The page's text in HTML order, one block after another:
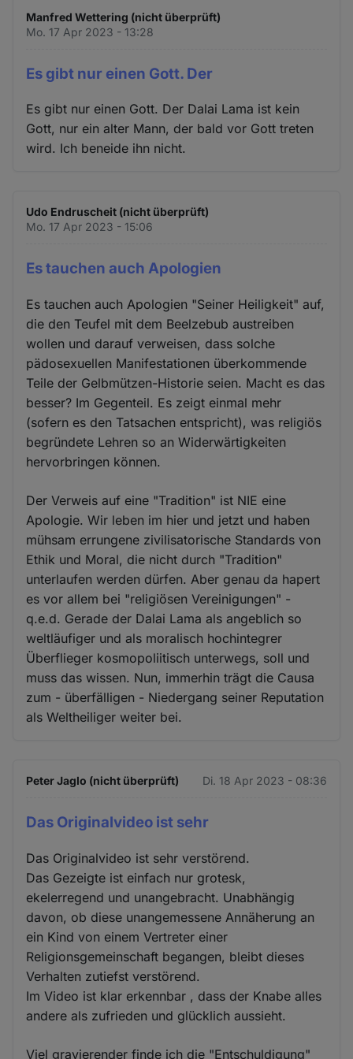
Manfred Wettering (nicht überprüft)
Mo. 17 Apr 2023 - 13:28
Es gibt nur einen Gott. Der
Es gibt nur einen Gott. Der Dalai Lama ist kein
Gott, nur ein alter Mann, der bald vor Gott treten
wird. Ich beneide ihn nicht.
Udo Endruscheit (nicht überprüft)
Mo. 17 Apr 2023 - 15:06
Es tauchen auch Apologien
Es tauchen auch Apologien "Seiner Heiligkeit" auf,
die den Teufel mit dem Beelzebub austreiben
wollen und darauf verweisen, dass solche
pädosexuellen Manifestationen überkommende
Teile der Gelbmützen-Historie seien. Macht es das
besser? Im Gegenteil. Es zeigt einmal mehr
(sofern es den Tatsachen entspricht), was religiös
begründete Lehren so an Widerwärtigkeiten
hervorbringen können.
Der Verweis auf eine "Tradition" ist NIE eine
Apologie. Wir leben im hier und jetzt und haben
mühsam errungene zivilisatorische Standards von
Ethik und Moral, die nicht durch "Tradition"
unterlaufen werden dürfen. Aber genau da hapert
es vor allem bei "religiösen Vereinigungen" -
q.e.d. Gerade der Dalai Lama als angeblich so
weltläufiger und als moralisch hochintegrer
Überflieger kosmopoliitisch unterwegs, soll und
muss das wissen. Nun, immerhin trägt die Causa
zum - überfälligen - Niedergang seiner Reputation
als Weltheiliger weiter bei.
Peter Jaglo (nicht überprüft) Di. 18 Apr 2023 - 08:36
Das Originalvideo ist sehr
Das Originalvideo ist sehr verstörend.
Das Gezeigte ist einfach nur grotesk,
ekelerregend und unangebracht. Unabhängig
davon, ob diese unangemessene Annäherung an
ein Kind von einem Vertreter einer
Religionsgemeinschaft begangen, bleibt dieses
Verhalten zutiefst verstörend.
Im Video ist klar erkennbar , dass der Knabe alles
andere als zufrieden und glücklich aussieht.
Viel gravierender finde ich die "Entschuldigung"